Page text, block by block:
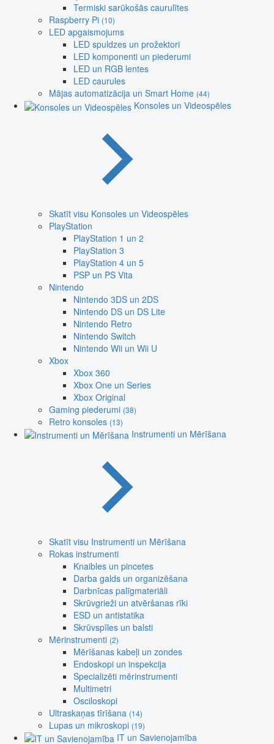
Termiski sarūkošās caurulītes
Raspberry Pi (10)
LED apgaismojums
LED spuldzes un prožektori
LED komponenti un piederumi
LED un RGB lentes
LED caurules
Mājas automatizācija un Smart Home (44)
Konsoles un Videospēles
Skatīt visu Konsoles un Videospēles
PlayStation
PlayStation 1 un 2
PlayStation 3
PlayStation 4 un 5
PSP un PS Vita
Nintendo
Nintendo 3DS un 2DS
Nintendo DS un DS Lite
Nintendo Retro
Nintendo Switch
Nintendo Wii un Wii U
Xbox
Xbox 360
Xbox One un Series
Xbox Original
Gaming piederumi (38)
Retro konsoles (13)
Instrumenti un Mērīšana
Skatīt visu Instrumenti un Mērīšana
Rokas instrumenti
Knaibles un pincetes
Darba galds un organizēšana
Darbnīcas palīgmateriāli
Skrūvgrieži un atvēršanas rīki
ESD un antistatika
Skrūvspīles un balsti
Mērinstrumenti (2)
Mērīšanas kabeļi un zondes
Endoskopi un inspekcija
Specializēti mērinstrumenti
Multimetri
Osciloskopi
Ultraskaņas tīrīšana (14)
Lupas un mikroskopi (19)
IT un Savienojamība